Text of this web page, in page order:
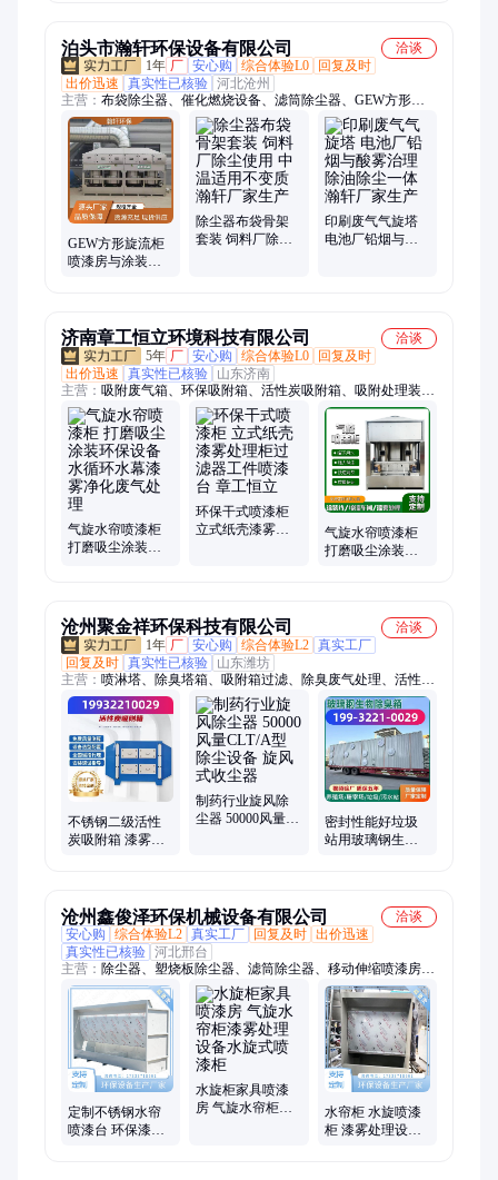
泊头市瀚轩环保设备有限公司
洽谈
1年 厂 安心购 综合体验L0
回复及时
出价迅速
真实性已核验 河北沧州
主营： 布袋除尘器、催化燃烧设备、滤筒除尘器、GEW方形旋
流柜、单机除尘器、活性炭吸附箱、螺旋输送机、喷淋塔、除尘
器布袋、除尘骨架
GEW方形旋流柜
喷漆房与涂装生
除尘器布袋骨架
套装 饲料厂除尘
印刷废气气旋塔
电池厂铅烟与酸
济南章工恒立环境科技有限公司
洽谈
5年 厂 安心购 综合体验L0
回复及时
出价迅速
真实性已核验
山东济南
主营： 吸附废气箱、环保吸附箱、活性炭吸附箱、吸附处理装
置、活性炭环保箱、活性炭一体机、活性炭过滤箱、活性炭吸附
罐、活性炭吸附设备、抽屉式活性炭箱、活性炭吸附装置
气旋水帘喷漆柜
打磨吸尘涂装环
环保干式喷漆柜
立式纸壳漆雾处
气旋水帘喷漆柜
打磨吸尘涂装喷
沧州聚金祥环保科技有限公司
洽谈
1年 厂 安心购 综合体验L2 真实工厂
回复及时 真实性已核验
山东潍坊
主营： 喷淋塔、除臭塔箱、吸附箱过滤、除臭废气处理、活性炭
吸附箱、废气收集设备、布袋除尘器、除尘器、锅炉除尘器、催
化燃烧设备、沸石转轮、PP喷淋塔、不锈钢除尘器、Pp生物除
臭塔箱
不锈钢二级活性
炭吸附箱 漆雾过
制药行业旋风除
尘器 50000风量
密封性能好垃圾
站用玻璃钢生物
沧州鑫俊泽环保机械设备有限公司
洽谈
安心购
综合体验L2 真实工厂 回复及时 出价迅速
真实性已核验 河北邢台
主营： 除尘器、塑烧板除尘器、滤筒除尘器、移动伸缩喷漆房、
水旋柜、活性炭吸附箱、催化燃烧、电捕焦油器、螺旋输送、喷
淋塔、气旋混动喷淋塔、粉尘加湿搅拌机、刮板输送机、油烟净
化器、打磨除尘、星型卸料器、离心风机、除尘布袋、危废暂存
间、斗式提升机、脱硫脱硝、生物除臭、旋风沙克龙除尘器、湿
式静电除尘器、木工除尘器
定制不锈钢水帘
喷漆台 环保漆雾
水旋柜家具喷漆
房 气旋水帘柜漆
水帘柜 水旋喷漆
柜 漆雾处理设备